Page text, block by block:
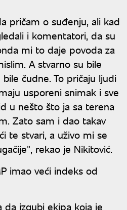
pričam o suđenju, ali kad
i komentatori, da su
mi to daje povoda za
A stvarno su bile
čudne. To pričaju ljudi
usporeni snimak i sve
u nešto što ja sa terena
Zato sam i dao takav
te stvari, a uživo mi se
rekao je Nikitović.
imao veći indeks od
da izgubi ekipa koja je